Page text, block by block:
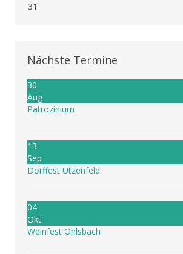
31
Nächste Termine
30
Aug
Patrozinium
13
Sep
Dorffest Utzenfeld
04
Okt
Weinfest Ohlsbach